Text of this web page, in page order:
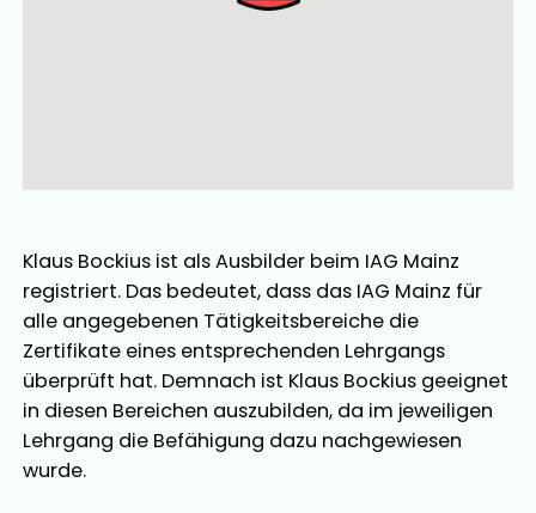
Klaus Bockius ist alsAusbilder beim IAG Mainz
registriert. Das bedeutet, dass das IAG Mainz für
alle angegebenen Tätigkeitsbereiche die
Zertifikate eines entsprechenden Lehrgangs
überprüft hat. Demnach ist Klaus Bockius geeignet
in diesen Bereichen auszubilden, da im jeweiligen
Lehrgang die Befähigung dazu nachgewiesen
wurde.